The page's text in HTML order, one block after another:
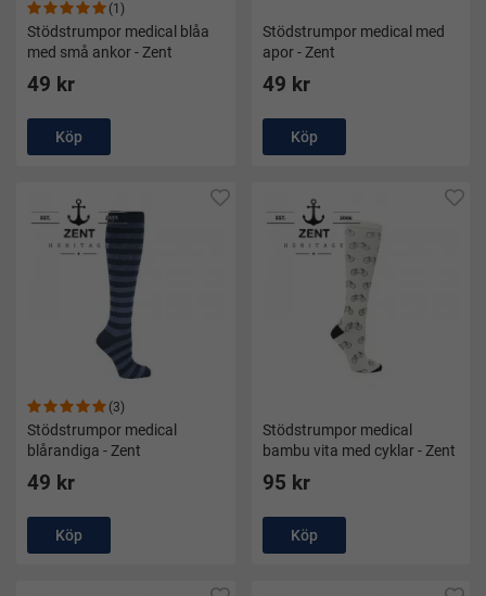
(1)
Stödstrumpor medical blåa
med små ankor - Zent
49 kr
Köp
Stödstrumpor medical med
apor - Zent
49 kr
Köp
(3)
Stödstrumpor medical
blårandiga - Zent
49 kr
Köp
Stödstrumpor medical
bambu vita med cyklar - Zent
95 kr
Köp